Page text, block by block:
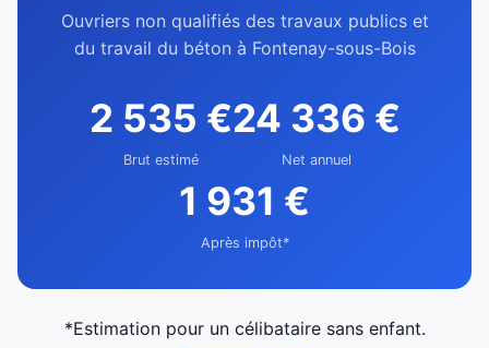
Ouvriers non qualifiés des travaux publics et
du travail du béton à Fontenay-sous-Bois
2 535 €
Brut estimé
24 336 €
Net annuel
1 931 €
Après impôt*
*Estimation pour un célibataire sans enfant.